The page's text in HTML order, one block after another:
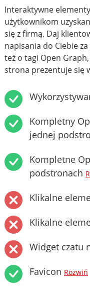
Interaktywne
użytkownikom
się z firmą. Daj
napisania do Ciebie
też o tagi Open
strona prezentuje się
Kompletny
jednej
Kompletne
podstronach
Klikalne
Klikalne
Widget czatu
Favicon Rozwiń